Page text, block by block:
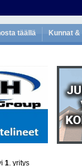
täällä Kunnat
1. yritys